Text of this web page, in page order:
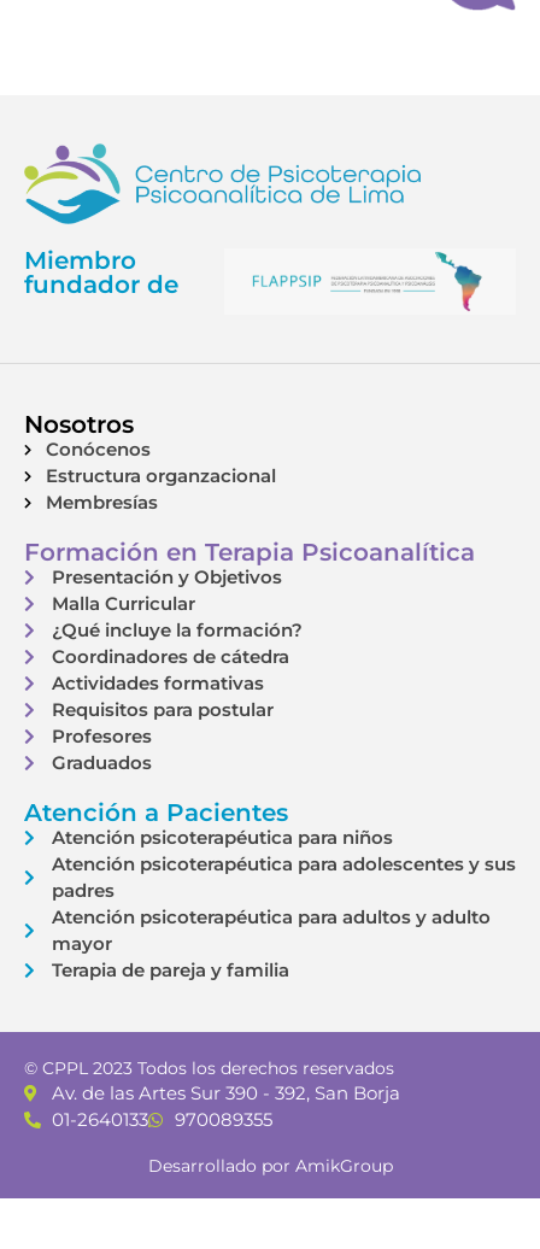
Miembro
fundador de
Nosotros
Conócenos
Estructura organzacional
Membresías
Formación en Terapia Psicoanalítica
Presentación y Objetivos
Malla Curricular
¿Qué incluye la formación?
Coordinadores de cátedra
Actividades formativas
Requisitos para postular
Profesores
Graduados
Atención a Pacientes
Atención psicoterapéutica para niños
Atención psicoterapéutica para adolescentes y sus
padres
Atención psicoterapéutica para adultos y adulto
mayor
Terapia de pareja y familia
© CPPL 2023 Todos los derechos reservados
Av. de las Artes Sur 390 - 392, San Borja
01-2640133
970089355
Desarrollado por AmikGroup